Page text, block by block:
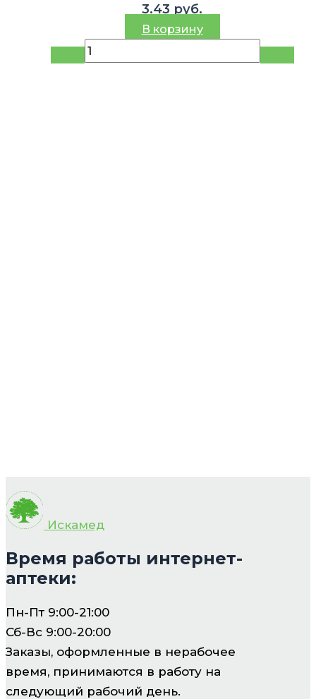
3.43 руб.
В корзину
Искамед
Время работы интернет-
аптеки:
Пн-Пт 9:00-21:00
Сб-Вс 9:00-20:00
Заказы, оформленные в нерабочее
время, принимаются в работу на
следующий рабочий день.